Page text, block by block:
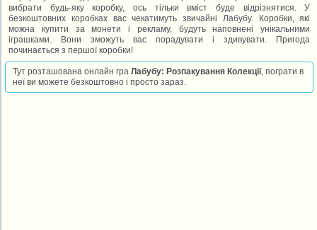
вибрати будь-яку коробку, ось тільки вміст буде відрізнятися. У
безкоштовних коробках вас чекатимуть звичайні Лабубу. Коробки, які
можна купити за монети і рекламу, будуть наповнені унікальними
іграшками. Вони зможуть вас порадувати і здивувати. Пригода
починається з першої коробки!
Тут розташована онлайн граЛабубу: Розпакування Колекції, пограти в
неї ви можете безкоштовно і просто зараз.